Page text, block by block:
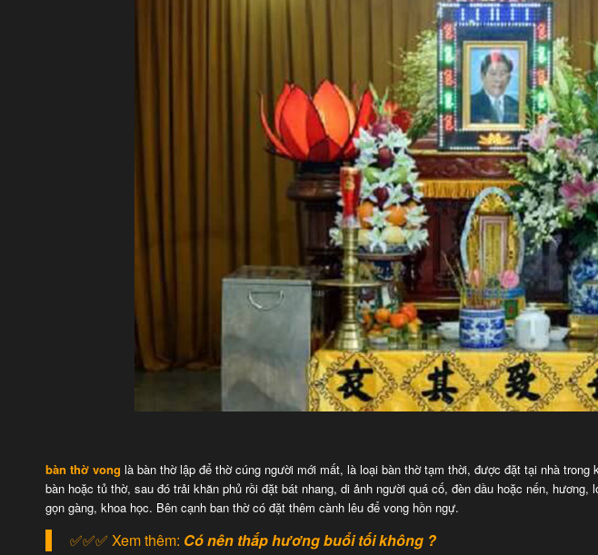
bàn thờ vong là bàn thờ lập để thờ cúng người mới mất, là loại bàn thờ tạm thời, được đặt tại nhà
bàn hoặc tủ thờ, sau đó trải khăn phủ rồi đặt bát nhang, di ảnh người quá cố, đèn dầu hoặc nến,
gọn gàng, khoa học. Bên cạnh ban thờ có đặt thêm cành lêu để vong hồn ngự.
✅✅✅ Xem thêm: Có nên thắp hương buổi tối không ?